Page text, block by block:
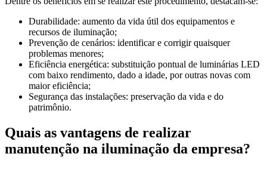
Durabilidade: aumento da vida útil dos equipamentos e
recursos de iluminação;
Prevenção de cenários: identificar e corrigir quaisquer
problemas menores;
Eficiência energética: substituição pontual de luminárias LED
com baixo rendimento, dado a idade, por outras novas com
maior eficiência;
Segurança das instalações: preservação da vida e do
patrimônio.
Quais as vantagens de realizar
manutenção na iluminação da empresa?